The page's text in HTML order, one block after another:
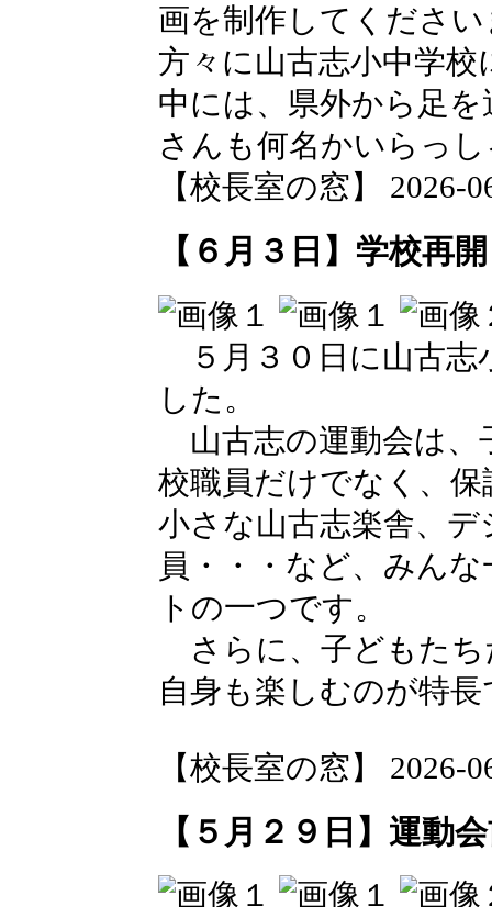
画を制作してくださ
方々に山古志小中学
中には、県外から足
さんも何名かいらっ
【校長室の窓】 2026-
【６月３日】学校再
５月３０日に山古志
した。
山古志の運動会は、
校職員だけでなく、
小さな山古志楽舎、
員・・・など、みん
トの一つです。
さらに、子どもたち
自身も楽しむのが特長
【校長室の窓】 2026-
【５月２９日】運動